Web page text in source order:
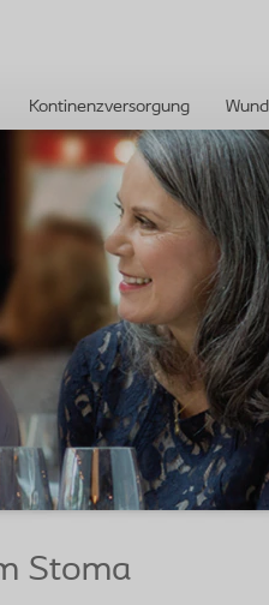
Kontinenzversorgung
Stoma